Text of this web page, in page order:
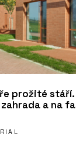
prožité
a na